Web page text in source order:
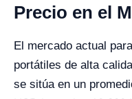
Precio en el
El mercado actual
portátiles de alta
se sitúa en un